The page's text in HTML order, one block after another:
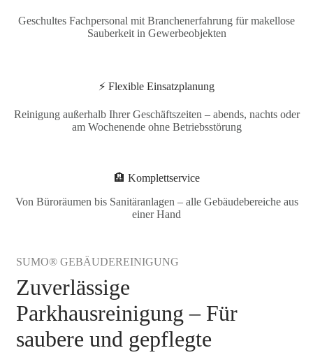
Geschultes Fachpersonal mit Branchenerfahrung für makellose
Sauberkeit in Gewerbeobjekten
⚡ Flexible Einsatzplanung
Reinigung außerhalb Ihrer Geschäftszeiten – abends, nachts oder
am Wochenende ohne Betriebsstörung
🏨 Komplettservice
Von Büroräumen bis Sanitäranlagen – alle Gebäudebereiche aus
einer Hand
SUMO® GEBÄUDEREINIGUNG
Zuverlässige
Parkhausreinigung – Für
saubere und gepflegte